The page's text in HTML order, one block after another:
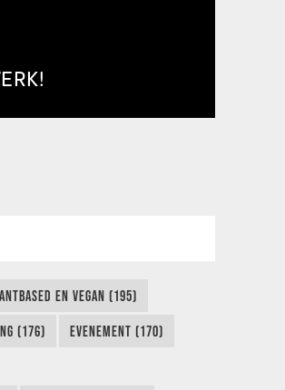
EN VEGAN (195)
(176) EVENEMENT (170)